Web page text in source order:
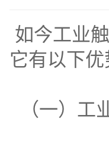
如今工业
它有以下优
（一）工